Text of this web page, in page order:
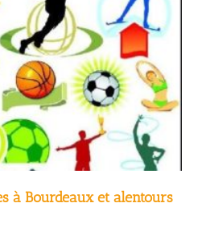
à Bourdeaux et alentours